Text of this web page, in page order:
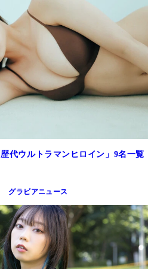
歴代ウルトラマンヒロイン」9名一覧
グラビアニュース